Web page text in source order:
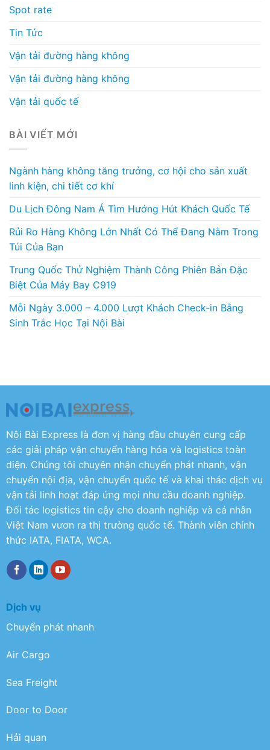
Spot rate
Tin Tức
Vận tải đường hàng không
Vận tải đường hàng không
Vận tải quốc tế
BÀI VIẾT MỚI
Ngành hàng không tăng trưởng, cơ hội cho sản xuất
linh kiện, chi tiết cơ khí
Du Lịch Đông Nam Á Tìm Hướng Hút Khách Quốc Tế
Rủi Ro Hàng Không Lớn Nhất Có Thể Đang Nằm Trong
Túi Của Bạn
Trung Quốc Thử Nghiệm Thành Công Phiên Bản Đặc
Biệt Của Máy Bay C919
Mỗi Ngày 3.000 – 4.000 Lượt Khách Check-in Bằng
Sinh Trắc Học Tại Nội Bài
Nội Bài Express là đơn vị hàng đầu chuyên cung cấp
các giải pháp vận chuyển hàng hóa và logistics toàn
diện. Chúng tôi chuyên nhận chuyển phát nhanh, vận
chuyển nội địa, vận chuyển quốc tế và khai thác dịch vụ
vận tải linh hoạt đáp ứng mọi nhu cầu doanh nghiệp.
Đối tác logistics tin cậy cho doanh nghiệp và cá nhân
Việt Nam vươn ra thị trường quốc tế. Thành viên chính
thức IATA, FIATA, WCA.
Dịch vụ
Chuyển phát nhanh
Air Cargo
Sea Freight
Door to Door
Hải quan